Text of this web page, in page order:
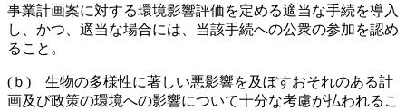
事業計画案に対する環境影響評価を定める適当な手続を導入
し、かつ、適当な場合には、当該手続への公衆の参加を認め
ること。
(ｂ) 生物の多様性に著しい悪影響を及ぼすおそれのある計
画及び政策の環境への影響について十分な考慮が払われるこ